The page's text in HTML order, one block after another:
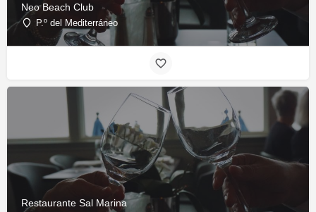
Neo Beach Club
P.º del Mediterráneo
Restaurante Sal Marina